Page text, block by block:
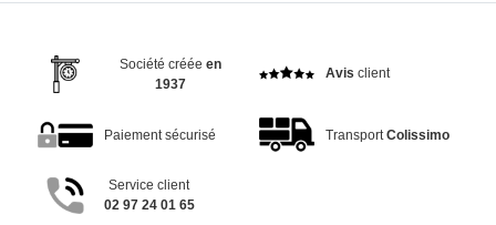
Société créée en
1937
Avis client
Paiement sécurisé Transport Colissimo
Service client
02 97 24 01 65